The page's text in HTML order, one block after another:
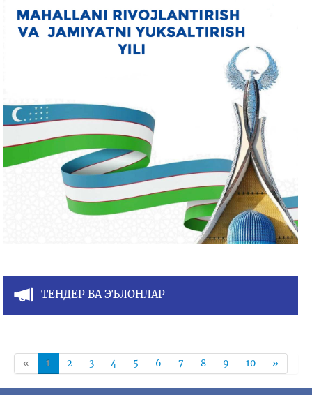
ТЕНДЕР ВА ЭЪЛОНЛАР
« 1 2 3 4 5 6 7 8 9 10 »